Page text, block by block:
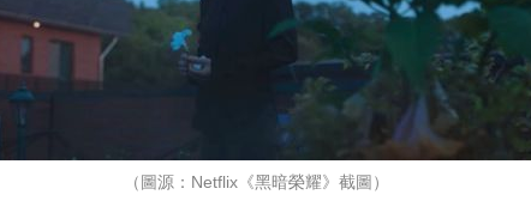
（圖源：Netflix《黑暗榮耀》截圖）